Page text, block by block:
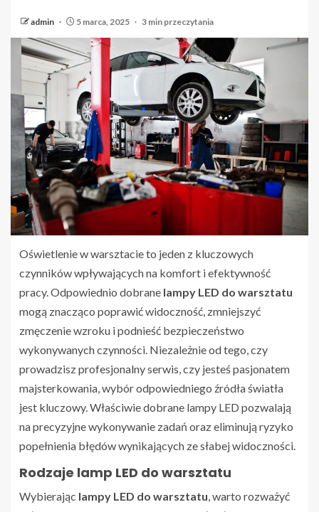
admin 5 marca, 2025 3 min przeczytania
Oświetlenie w warsztacie to jeden z kluczowych
czynników wpływających na komfort i efektywność
pracy. Odpowiednio dobrane lampy LED do warsztatu
mogą znacząco poprawić widoczność, zmniejszyć
zmęczenie wzroku i podnieść bezpieczeństwo
wykonywanych czynności. Niezależnie od tego, czy
prowadzisz profesjonalny serwis, czy jesteś pasjonatem
majsterkowania, wybór odpowiedniego źródła światła
jest kluczowy. Właściwie dobrane lampy LED pozwalają
na precyzyjne wykonywanie zadań oraz eliminują ryzyko
popełnienia błędów wynikających ze słabej widoczności.
Rodzaje lamp LED do warsztatu
Wybierając lampy LED do warsztatu, warto rozważyć